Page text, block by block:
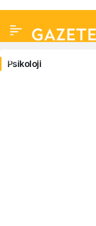
Psikoloji
Psikoloji